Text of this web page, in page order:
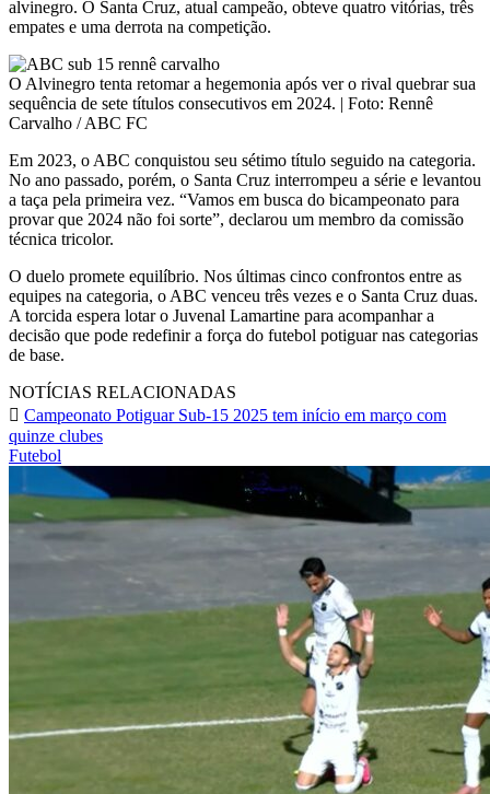
alvinegro. O Santa Cruz, atual campeão, obteve quatro vitórias, três
empates e uma derrota na competição.
O Alvinegro tenta retomar a hegemonia após ver o rival quebrar sua
sequência de sete títulos consecutivos em 2024. | Foto: Rennê
Carvalho / ABC FC
Em 2023, o ABC conquistou seu sétimo título seguido na categoria.
No ano passado, porém, o Santa Cruz interrompeu a série e levantou
a taça pela primeira vez. “Vamos em busca do bicampeonato para
provar que 2024 não foi sorte”, declarou um membro da comissão
técnica tricolor.
O duelo promete equilíbrio. Nos últimas cinco confrontos entre as
equipes na categoria, o ABC venceu três vezes e o Santa Cruz duas.
A torcida espera lotar o Juvenal Lamartine para acompanhar a
decisão que pode redefinir a força do futebol potiguar nas categorias
de base.
NOTÍCIAS RELACIONADAS
Campeonato Potiguar Sub-15 2025 tem início em março com
quinze clubes
Futebol